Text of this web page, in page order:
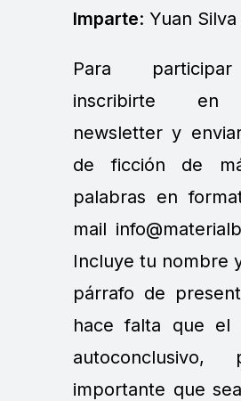
Imparte: Yuan Silva
Para
inscribirte en
newsletter y
de ficción de
palabras en
mail
Incluye tu nombre
párrafo de
hace falta que el
importante que